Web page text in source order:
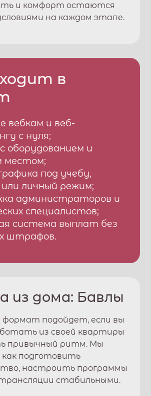
и комфорт остаются
на каждом этапе.
в
вебкам и веб-
с нуля;
оборудованием и
местом;
под учебу,
личный режим;
администраторов и
специалистов;
система выплат без
штрафов.
из дома: Бавлы
подойдет, если вы
из своей квартиры
привычный ритм. Мы
как подготовить
настроить программы
стабильными.